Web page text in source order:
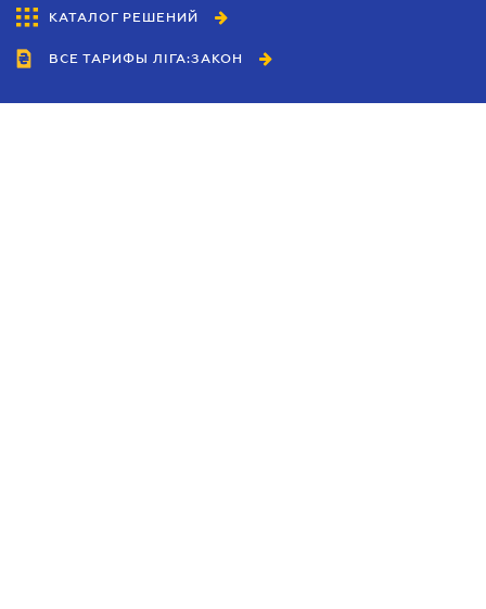
КАТАЛОГ РЕШЕНИЙ
ВСЕ ТАРИФЫ ЛІГА:ЗАКОН